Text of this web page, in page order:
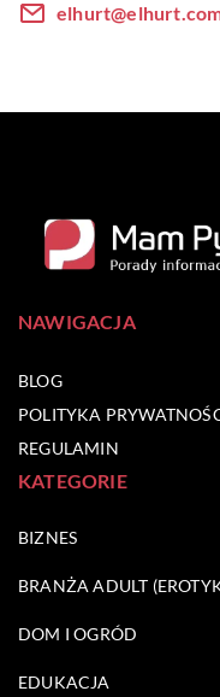
NAWIGACJA
BLOG
POLITYKA
REGULAMIN
KATEGORIE
BIZNES
BRANŻA ADULT
DOM I OGRÓD
EDUKACJA